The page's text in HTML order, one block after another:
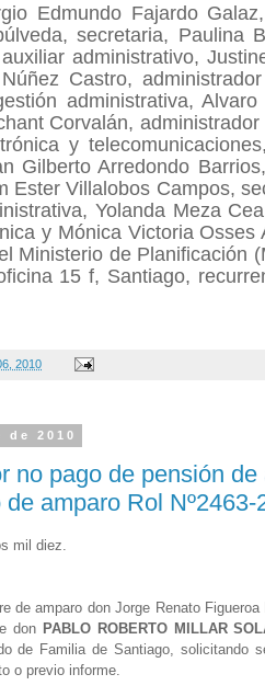
Edmundo Fajardo
secretaria, Paulina
administrativo,
Castro,
administrativa,
Corvalán,
y
Gilberto Arredondo
Ester Villalobos Campos,
Yolanda Meza
y Mónica Victoria
Ministerio de Planificación
15 f, Santiago,
2010
2010
no pago de pensión
amparo Rol Nº2463-
mil diez.
de amparo don Jorge Renato
don PABLO ROBERTO MILLAR
de Familia de Santiago, solicitando
o previo informe.